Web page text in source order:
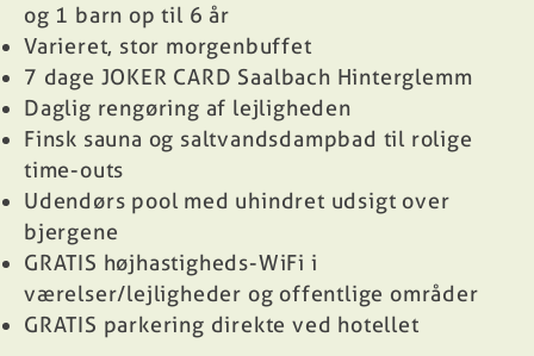
og 1 barn op til 6 år
Varieret, stor morgenbuffet
7 dage JOKER CARD Saalbach Hinterglemm
Daglig rengøring af lejligheden
Finsk sauna og saltvandsdampbad til rolige
time-outs
Udendørs pool med uhindret udsigt over
bjergene
GRATIS højhastigheds-WiFi i
værelser/lejligheder og offentlige områder
GRATIS parkering direkte ved hotellet